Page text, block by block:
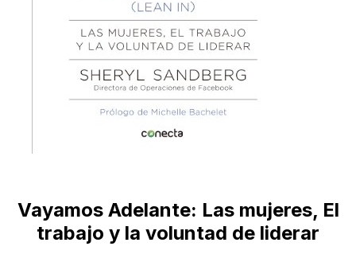
Vayamos Adelante: Las mujeres, El
trabajo y la voluntad de liderar